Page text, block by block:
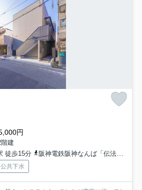
円
建
徒歩15分
阪神電鉄阪神なんば「伝法」駅 徒歩17分
公共下水